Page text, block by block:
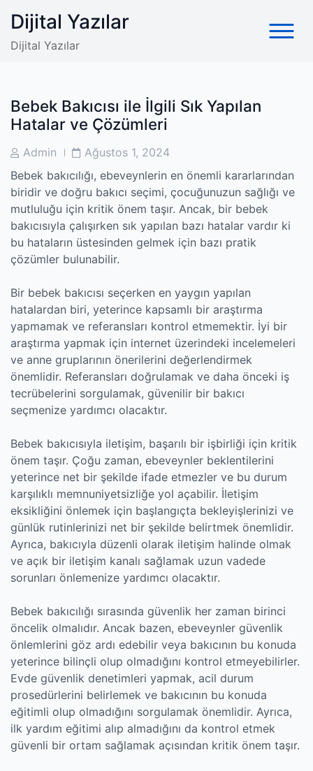
content
Dijital Yazılar
Dijital Yazılar
Bebek Bakıcısı ile İlgili Sık Yapılan
Hatalar ve Çözümleri
PostAdmin
PostAğustos 1, 2024
Bebek bakıcılığı, ebeveynlerin en önemli kararlarından
biridir ve doğru bakıcı seçimi, çocuğunuzun sağlığı ve
mutluluğu için kritik önem taşır. Ancak, bir bebek
bakıcısıyla çalışırken sık yapılan bazı hatalar vardır ki
bu hataların üstesinden gelmek için bazı pratik
çözümler bulunabilir.
Bir bebek bakıcısı seçerken en yaygın yapılan
hatalardan biri, yeterince kapsamlı bir araştırma
yapmamak ve referansları kontrol etmemektir. İyi bir
araştırma yapmak için internet üzerindeki incelemeleri
ve anne gruplarının önerilerini değerlendirmek
önemlidir. Referansları doğrulamak ve daha önceki iş
tecrübelerini sorgulamak, güvenilir bir bakıcı
seçmenize yardımcı olacaktır.
Bebek bakıcısıyla iletişim, başarılı bir işbirliği için kritik
önem taşır. Çoğu zaman, ebeveynler beklentilerini
yeterince net bir şekilde ifade etmezler ve bu durum
karşılıklı memnuniyetsizliğe yol açabilir. İletişim
eksikliğini önlemek için başlangıçta bekleyişlerinizi ve
günlük rutinlerinizi net bir şekilde belirtmek önemlidir.
Ayrıca, bakıcıyla düzenli olarak iletişim halinde olmak
ve açık bir iletişim kanalı sağlamak uzun vadede
sorunları önlemenize yardımcı olacaktır.
Bebek bakıcılığı sırasında güvenlik her zaman birinci
öncelik olmalıdır. Ancak bazen, ebeveynler güvenlik
önlemlerini göz ardı edebilir veya bakıcının bu konuda
yeterince bilinçli olup olmadığını kontrol etmeyebilirler.
Evde güvenlik denetimleri yapmak, acil durum
prosedürlerini belirlemek ve bakıcının bu konuda
eğitimli olup olmadığını sorgulamak önemlidir. Ayrıca,
ilk yardım eğitimi alıp almadığını da kontrol etmek
güvenli bir ortam sağlamak açısından kritik önem taşır.